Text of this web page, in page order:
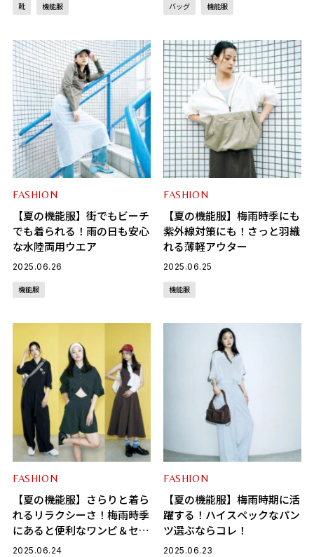
靴 機能服 バッグ 機能服
FASHION
【夏の機能服】街でもビーチ
でも着られる！雨の日も安心
な水陸両用ウエア
2025.06.26
機能服
FASHION
【夏の機能服】梅雨時季にも
紫外線対策にも！さっと羽織
れる薄軽アウター
2025.06.25
機能服
FASHION
【夏の機能服】さらりと着ら
れるリラクシーさ！梅雨時季
にあると便利なワンピ＆セッ
トアップ
2025.06.24
FASHION
【夏の機能服】梅雨時期に活
躍する！ハイスペックなパン
ツ選ぶならコレ！
2025.06.23